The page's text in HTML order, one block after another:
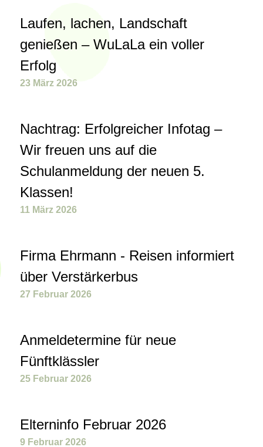
Laufen, lachen, Landschaft
genießen – WuLaLa ein voller
Erfolg
23 März 2026
Nachtrag: Erfolgreicher Infotag –
Wir freuen uns auf die
Schulanmeldung der neuen 5.
Klassen!
11 März 2026
Firma Ehrmann - Reisen informiert
über Verstärkerbus
27 Februar 2026
Anmeldetermine für neue
Fünftklässler
25 Februar 2026
Elterninfo Februar 2026
9 Februar 2026